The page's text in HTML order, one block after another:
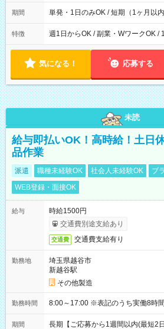
間は 試験により異なります。
期間 単発・1日のみOK / 短期（1ヶ月以内
特徴 週1日からOK / 副業・WワークOK /
気になる！ 応募する
未読
給与即払いOK！高時給！土日
品作業
派遣 職種未経験OK 社会人未経験OK
ブ
WEB登録・面接OK
給与
時給1500円
交通費別途支給あり
交通費 交通費支給有り
勤務地
埼玉県越谷市
新越谷駅
その他製造
勤務時間 8:00～17:00 ※表記のうち実働8
期間
長期【ご応募から1週間以内(最短2